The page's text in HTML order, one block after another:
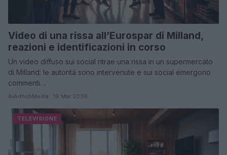
Video di una rissa all’Eurospar di Milland,
reazioni e identificazioni in corso
Un video diffuso sui social ritrae una rissa in un supermercato
di Milland: le autorità sono intervenute e sui social emergono
commenti…
AiAdhubMedia · 19 Mar 2026
TELEVISIONE